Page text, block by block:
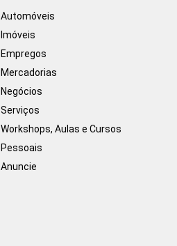
Automóveis
Imóveis
Empregos
Mercadorias
Negócios
Serviços
Workshops, Aulas e Cursos
Pessoais
Anuncie